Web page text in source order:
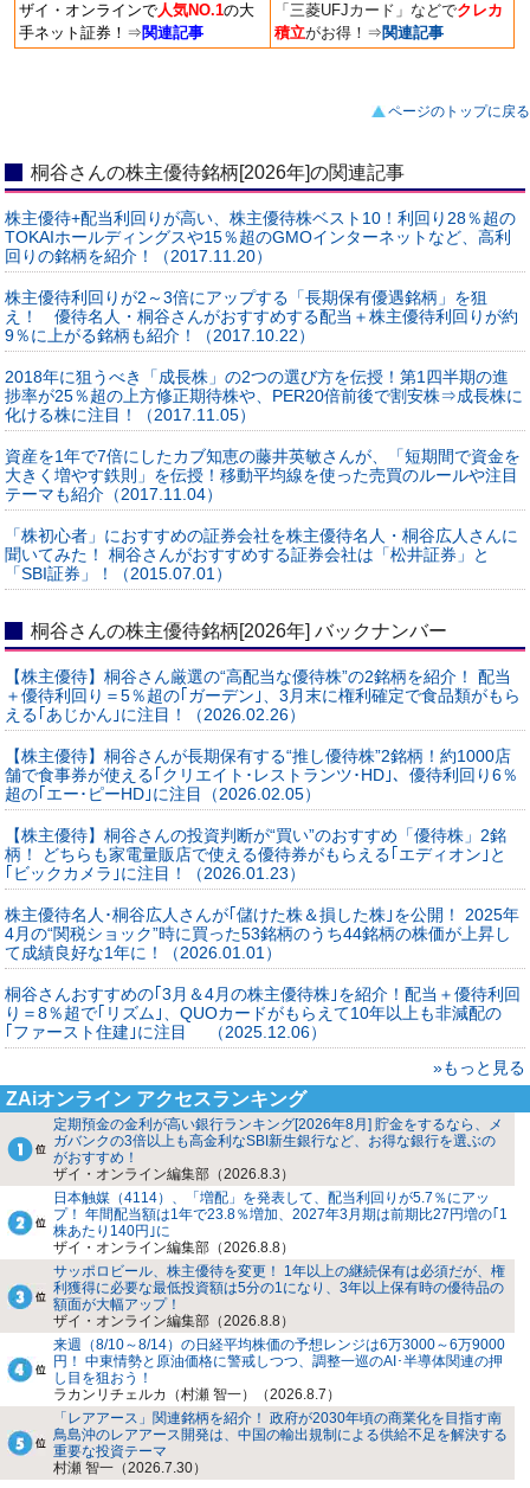
ザイ・オンラインで人気NO.1の大
手ネット証券！ ⇒ 関連記事
「三菱UFJカード」などでクレカ
積立がお得！ ⇒ 関連記事
ページのトップに戻る
桐谷さんの株主優待銘柄[2026年]の関連記事
株主優待+配当利回りが高い、株主優待株ベスト10！利回り28％超の
TOKAIホールディングスや15％超のGMOインターネットなど、高利
回りの銘柄を紹介！（2017.11.20）
株主優待利回りが2～3倍にアップする「長期保有優遇銘柄」を狙
え！ 優待名人・桐谷さんがおすすめする配当＋株主優待利回りが約
9％に上がる銘柄も紹介！（2017.10.22）
2018年に狙うべき「成長株」の2つの選び方を伝授！第1四半期の進
捗率が25％超の上方修正期待株や、PER20倍前後で割安株⇒成長株に
化ける株に注目！（2017.11.05）
資産を1年で7倍にしたカブ知恵の藤井英敏さんが、「短期間で資金を
大きく増やす鉄則」を伝授！移動平均線を使った売買のルールや注目
テーマも紹介（2017.11.04）
「株初心者」におすすめの証券会社を株主優待名人・桐谷広人さんに
聞いてみた！ 桐谷さんがおすすめする証券会社は「松井証券」と
「SBI証券」！（2015.07.01）
桐谷さんの株主優待銘柄[2026年] バックナンバー
【株主優待】桐谷さん厳選の“高配当な優待株”の2銘柄を紹介！ 配当
＋優待利回り＝5％超の｢ガーデン｣、3月末に権利確定で食品類がもら
える｢あじかん｣に注目！（2026.02.26）
【株主優待】桐谷さんが長期保有する“推し優待株”2銘柄！約1000店
舗で食事券が使える｢クリエイト･レストランツ･HD｣、優待利回り6％
超の｢エー･ピーHD｣に注目（2026.02.05）
【株主優待】桐谷さんの投資判断が“買い”のおすすめ「優待株」2銘
柄！ どちらも家電量販店で使える優待券がもらえる｢エディオン｣と
｢ビックカメラ｣に注目！（2026.01.23）
株主優待名人･桐谷広人さんが｢儲けた株＆損した株｣を公開！ 2025年
4月の“関税ショック”時に買った53銘柄のうち44銘柄の株価が上昇し
て成績良好な1年に！（2026.01.01）
桐谷さんおすすめの｢3月＆4月の株主優待株｣を紹介！配当＋優待利回
り＝8％超で｢リズム｣、QUOカードがもらえて10年以上も非減配の
｢ファースト住建｣に注目 （2025.12.06）
»もっと見る
ZAiオンライン アクセスランキング
定期預金の金利が高い銀行ランキング[2026年8月] 貯金をするなら、メ
ガバンクの3倍以上も高金利なSBI新生銀行など、お得な銀行を選ぶの
がおすすめ！
ザイ・オンライン編集部（2026.8.3）
日本触媒（4114）、「増配」を発表して、配当利回りが5.7％にアッ
プ！ 年間配当額は1年で23.8％増加、2027年3月期は前期比27円増の｢1
株あたり140円｣に
ザイ・オンライン編集部（2026.8.8）
サッポロビール、株主優待を変更！ 1年以上の継続保有は必須だが、権
利獲得に必要な最低投資額は5分の1になり、3年以上保有時の優待品の
額面が大幅アップ！
ザイ・オンライン編集部（2026.8.8）
来週（8/10～8/14）の日経平均株価の予想レンジは6万3000～6万9000
円！ 中東情勢と原油価格に警戒しつつ、調整一巡のAI･半導体関連の押
し目を狙おう！
ラカンリチェルカ（村瀬 智一）（2026.8.7）
「レアアース」関連銘柄を紹介！ 政府が2030年頃の商業化を目指す南
鳥島沖のレアアース開発は、中国の輸出規制による供給不足を解決する
重要な投資テーマ
村瀬 智一（2026.7.30）